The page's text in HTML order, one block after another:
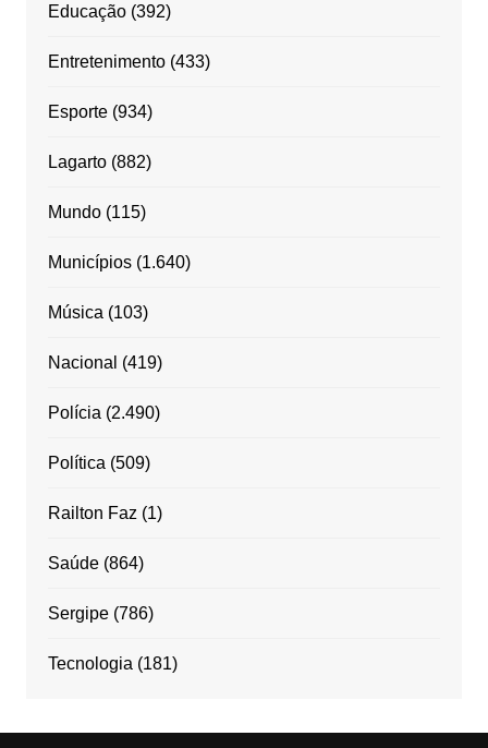
Educação(392)
Entretenimento(433)
Esporte(934)
Lagarto(882)
Mundo(115)
Municípios(1.640)
Música (103)
Nacional (419)
Polícia (2.490)
Política (509)
Railton Faz (1)
Saúde(864)
Sergipe(786)
Tecnologia (181)